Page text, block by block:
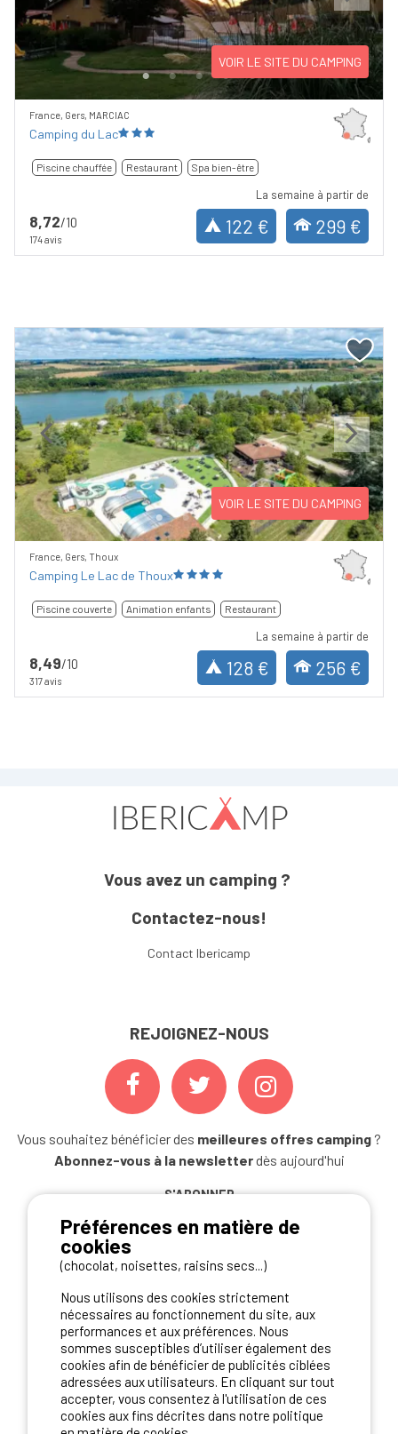
Previous Next
VOIR LE SITE DU CAMPING
France, Gers, MARCIAC
Camping du Lac
Piscine chauffée Restaurant Spa bien-être
8,72/10
174 avis
La semaine à partir de
122 € 299 €
Previous Next
VOIR LE SITE DU CAMPING
France, Gers, Thoux
Camping Le Lac de Thoux
Piscine couverte Animation enfants Restaurant
8,49/10
317 avis
La semaine à partir de
128 € 256 €
Vous avez un camping ?
Contactez-nous!
Contact Ibericamp
REJOIGNEZ-NOUS
Vous souhaitez bénéficier des meilleures offres camping ?
Abonnez-vous à la newsletterdès aujourd'hui
S'ABONNER
NOS PARTENAIRES
Préférences en matière de
cookies
(chocolat, noisettes, raisins secs...)
Nous utilisons des cookies strictement
nécessaires au fonctionnement du site, aux
performances et aux préférences. Nous
sommes susceptibles d’utiliser également des
cookies afin de bénéficier de publicités ciblées
adressées aux utilisateurs. En cliquant sur tout
accepter, vous consentez à l'utilisation de ces
cookies aux fins décrites dans notre politique